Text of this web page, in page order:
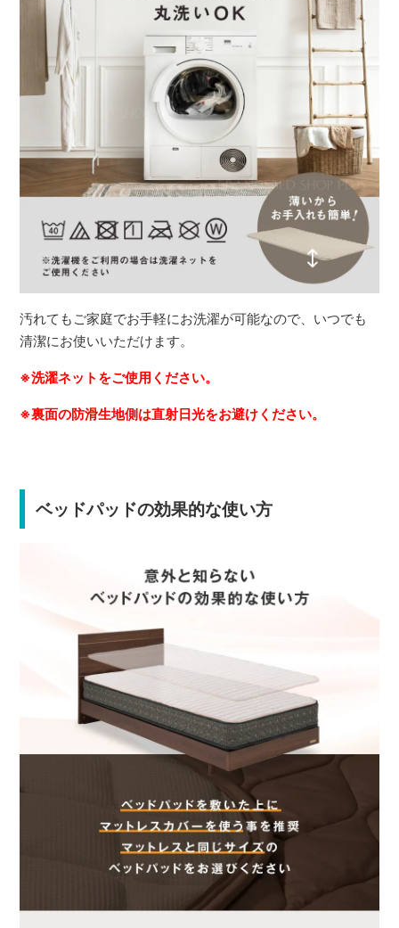
汚れてもご家庭でお手軽にお洗濯が可能なので、いつでも
清潔にお使いいただけます。
※洗濯ネットをご使用ください。
※裏面の防滑生地側は直射日光をお避けください。
ベッドパッドの効果的な使い方